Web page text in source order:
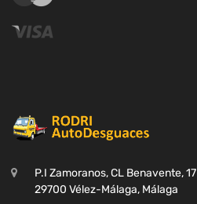
P.I Zamoranos, CL Benavente, 17
29700 Vélez-Málaga, Málaga